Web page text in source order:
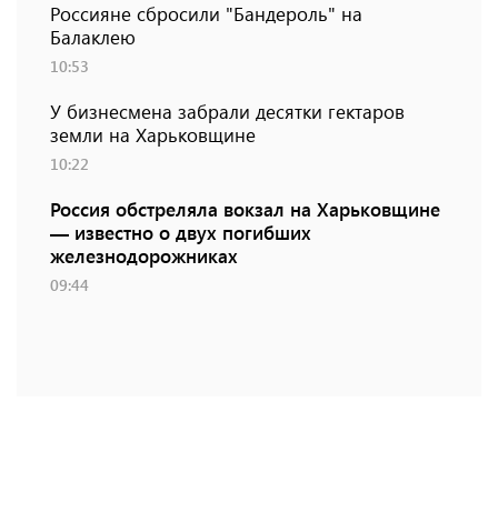
Россияне сбросили "Бандероль" на
Балаклею
10:53
У бизнесмена забрали десятки гектаров
земли на Харьковщине
10:22
Россия обстреляла вокзал на Харьковщине
— известно о двух погибших
железнодорожниках
09:44